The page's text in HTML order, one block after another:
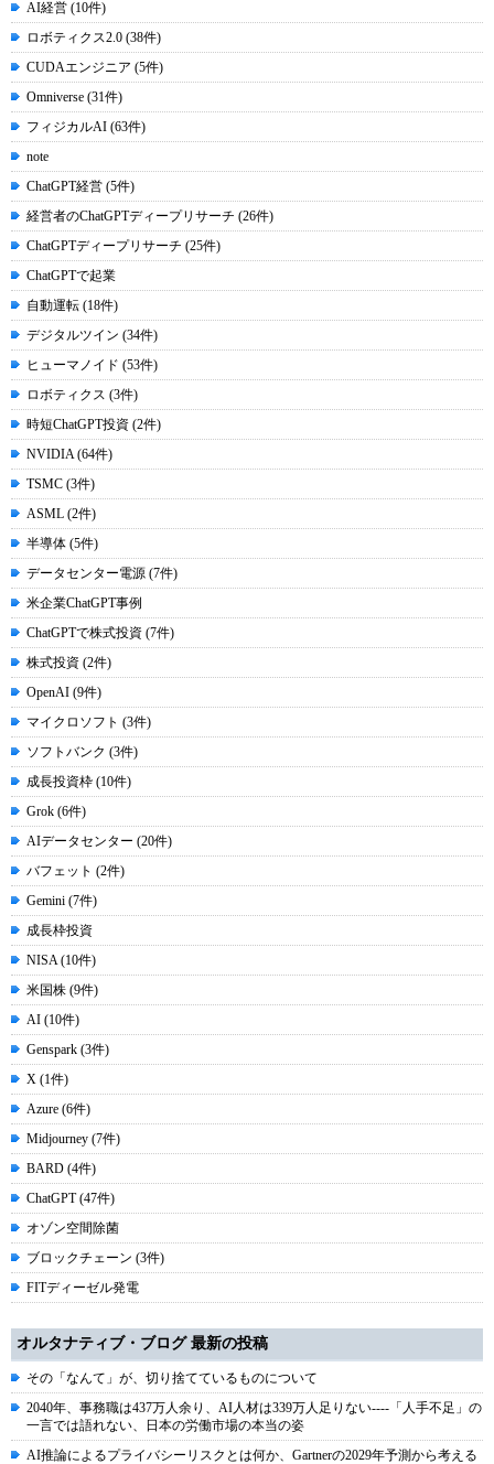
AI経営 (10件)
ロボティクス2.0 (38件)
CUDAエンジニア (5件)
Omniverse (31件)
フィジカルAI (63件)
note
ChatGPT経営 (5件)
経営者のChatGPTディープリサーチ (26件)
ChatGPTディープリサーチ (25件)
ChatGPTで起業
自動運転 (18件)
デジタルツイン (34件)
ヒューマノイド (53件)
ロボティクス (3件)
時短ChatGPT投資 (2件)
NVIDIA (64件)
TSMC (3件)
ASML (2件)
半導体 (5件)
データセンター電源 (7件)
米企業ChatGPT事例
ChatGPTで株式投資 (7件)
株式投資 (2件)
OpenAI (9件)
マイクロソフト (3件)
ソフトバンク (3件)
成長投資枠 (10件)
Grok (6件)
AIデータセンター (20件)
バフェット (2件)
Gemini (7件)
成長枠投資
NISA (10件)
米国株 (9件)
AI (10件)
Genspark (3件)
X (1件)
Azure (6件)
Midjourney (7件)
BARD (4件)
ChatGPT (47件)
オゾン空間除菌
ブロックチェーン (3件)
FITディーゼル発電
オルタナティブ・ブログ 最新の投稿
その「なんて」が、切り捨てているものについて
2040年、事務職は437万人余り、AI人材は339万人足りない----「人手不足」の
一言では語れない、日本の労働市場の本当の姿
AI推論によるプライバシーリスクとは何か、Gartnerの2029年予測から考える